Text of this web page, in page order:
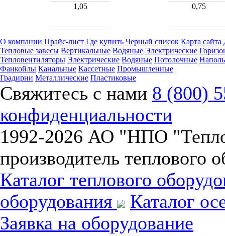
1,05 0,75
О компании Прайс-лист Где купить Черный список Карта сайта
Тепловые завесы Вертикальные Водяные Электрические
Тепловентиляторы Электрические Водяные Потолочные
Фанкойлы Канальные Кассетные Промышленные
Градирни Металлические Пластиковые
Свяжитесь с нами 8 (800)
конфиденциальности
1992-2026 АО "НПО
производитель теплового
Каталог теплового
оборудования
Каталог
Заявка на оборудование